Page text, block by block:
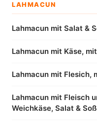
LAHMACUN
Lahmacun mit Salat &
Lahmacun mit Käse,
Lahmacun mit Flesich,
Lahmacun mit Fleisch
Weichkäse, Salat &